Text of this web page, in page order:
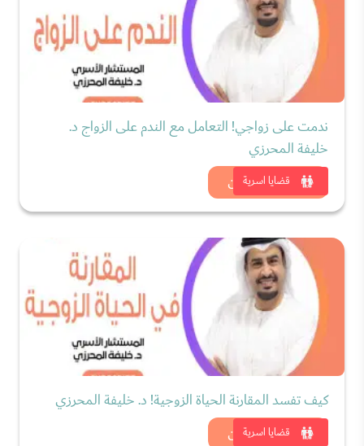
قضايا اسرية
ندمت على زواجي! التعامل مع الندم على الزواج د.
خليفة المحرزي
شاهد الان
قضايا اسرية
كيف تفسد المقارنة الحياة الزوجية! د. خليفة المحرزي
شاهد الان